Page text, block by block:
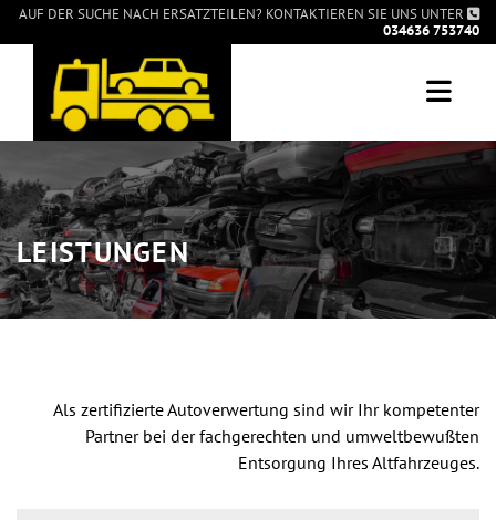
Zum Inhalt springen
AUF DER SUCHE NACH ERSATZTEILEN? KONTAKTIEREN SIE UNS UNTER 
034636 753740
LEISTUNGEN
Als zertifizierte Autoverwertung sind wir Ihr kompetenter
Partner bei der fachgerechten und umweltbewußten
Entsorgung Ihres Altfahrzeuges.